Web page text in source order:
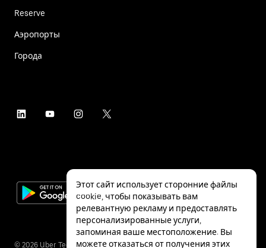
Reserve
Аэропорты
Города
© 2026 Uber Technologies Inc.
Этот сайт использует сторонние файлы
cookie, чтобы показывать вам
релевантную рекламу и предоставлять
персонализированные услуги,
запоминая ваше местоположение. Вы
можете отказаться от получения этих